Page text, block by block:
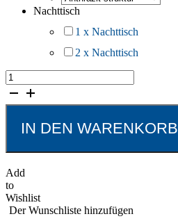
Nachttisch
1 x Nachttisch
2 x Nachttisch
Metallbett
Claudia
Menge
IN DEN WARENKORB
Add
to
Wishlist
Der Wunschliste hinzufügen